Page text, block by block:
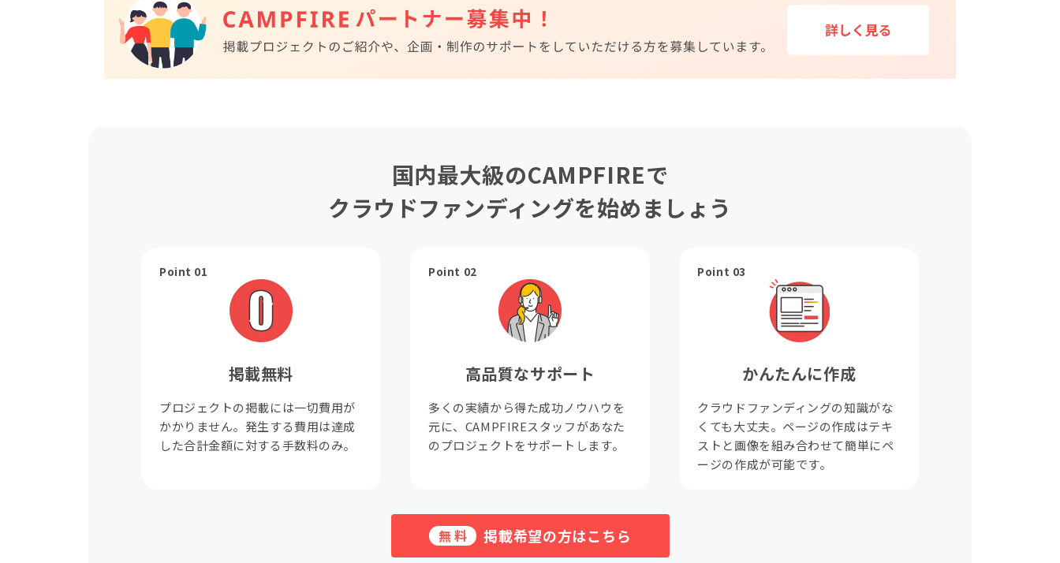
国内最大級のCAMPFIREで
クラウドファンディングを始めましょう
Point 01
掲載無料
プロジェクトの掲載には一切費用が
かかりません。発生する費用は達成
した合計金額に対する手数料のみ。
Point 02
高品質なサポート
多くの実績から得た成功ノウハウを
元に、CAMPFIREスタッフがあなた
のプロジェクトをサポートします。
Point 03
かんたんに作成
クラウドファンディングの知識がな
くても大丈夫。ページの作成はテキ
ストと画像を組み合わせて簡単にペ
ージの作成が可能です。
無料 掲載希望の方はこちら